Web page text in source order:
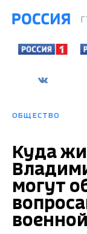
ОБЩЕСТВО
Куда
могут